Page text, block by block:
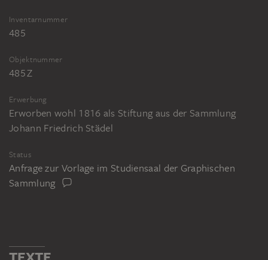
Inventarnummer
485
Objektnummer
485 Z
Erwerbung
Erworben wohl 1816 als Stiftung aus der Sammlung
Johann Friedrich Städel
Status
Anfrage zur Vorlage im Studiensaal der Graphischen
Sammlung